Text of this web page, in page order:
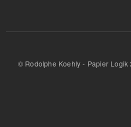
© Rodolphe Koehly - Papier Logik